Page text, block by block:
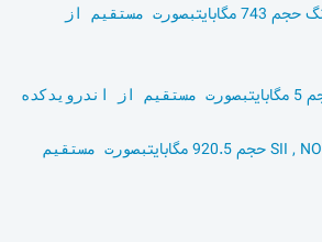
بصورت مستقیم از
بصورت مستقیم از اندرویدکده
بصورت مستقیم